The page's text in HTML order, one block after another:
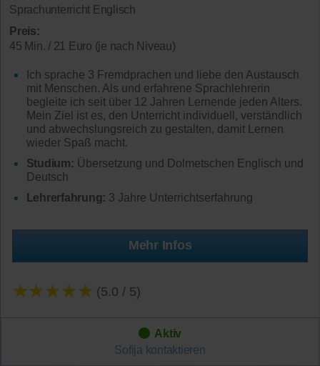
Sprachunterricht Englisch
Preis:
45 Min. / 21 Euro (je nach Niveau)
Ich sprache 3 Fremdprachen und liebe den Austausch
mit Menschen. Als und erfahrene Sprachlehrerin
begleite ich seit über 12 Jahren Lernende jeden Alters.
Mein Ziel ist es, den Unterricht individuell, verständlich
und abwechslungsreich zu gestalten, damit Lernen
wieder Spaß macht.
Studium: Übersetzung und Dolmetschen Englisch und
Deutsch
Lehrerfahrung: 3 Jahre Unterrichtserfahrung
Mehr Infos
★★★★★ (5.0 / 5)
Aktiv
Sofija kontaktieren